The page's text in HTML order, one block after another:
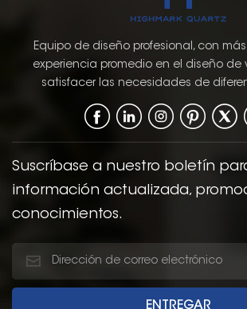
Equipo de diseño profesional, con
experiencia promedio en el diseño de
satisfacer las necesidades de
Suscríbase a nuestro boletín
información actualizada,
conocimientos.